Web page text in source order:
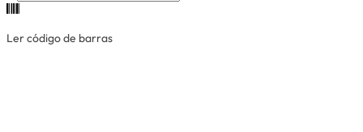
Ler código de barras